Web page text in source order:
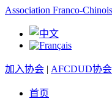
Association Franco-
加入协会 | AFCDUD协会
首页